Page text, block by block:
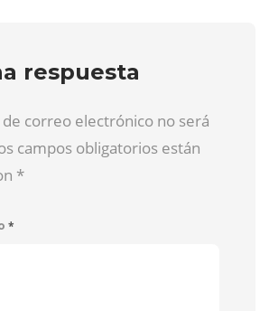
respuesta
correo electrónico no será
campos obligatorios están
*
*